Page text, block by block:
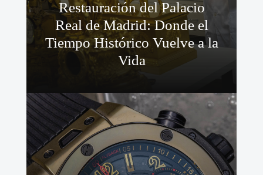
Restauración del Palacio
Real de Madrid: Donde el
Tiempo Histórico Vuelve a la
Vida